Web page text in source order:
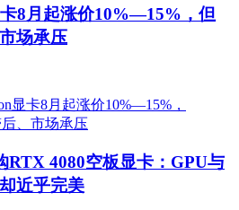
8月起涨价10%—15%，但
场承压
RTX 4080空板显卡：GPU与
近乎完美